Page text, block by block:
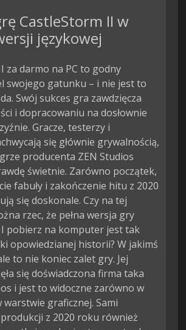
CastleStorm II w
językowej
za darmo na PC to godny
swojego gatunku – i nie jest to
Swój sukces gra zawdzięcza
i dopracowaniu na dosłownie
Gracze, testerzy i
się głównie grywalnością,
producenta ZEN Studios
świetnie. Zarówno początek,
fabuły i zakończenie hitu z 2020
się doskonale. Czy na tej
rzec, że pełna wersja gry
pobierz na komputer jest tak
opowiedzianej historii? W jakimś
to nie koniec zalet gry. Jej
się doświadczona firma taka
i jest to widoczne zarówno w
warstwie graficznej. Sami
z 2020 roku również